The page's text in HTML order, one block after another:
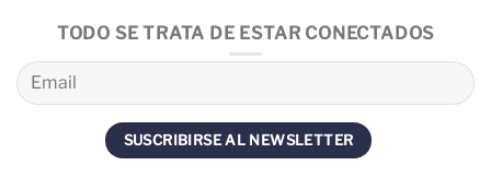
TODO SE TRATA DE ESTAR CONECTADOS